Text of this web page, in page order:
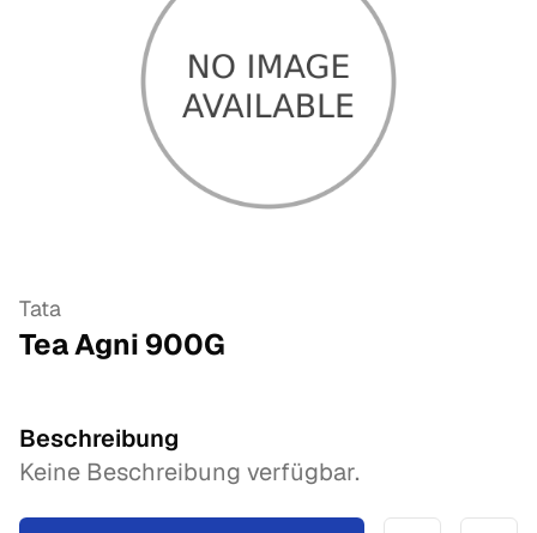
Tata
Tea Agni900G
Beschreibung
Keine Beschreibung verfügbar.